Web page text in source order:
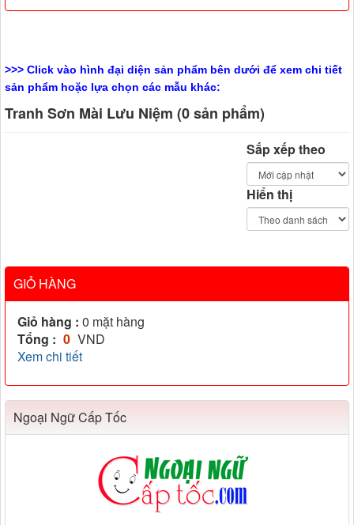
>>> Click vào hình đại diện sản phẩm bên dưới để xem chi tiết
sản phẩm hoặc lựa chọn các mẫu khác:
Tranh Sơn Mài Lưu Niệm (0 sản phẩm)
Sắp xếp theo
Hiển thị
GIỎ HÀNG
Giỏ hàng : 0 mặt hàng
Tổng : 0 VND
Xem chi tiết
Ngoại Ngữ Cấp Tốc